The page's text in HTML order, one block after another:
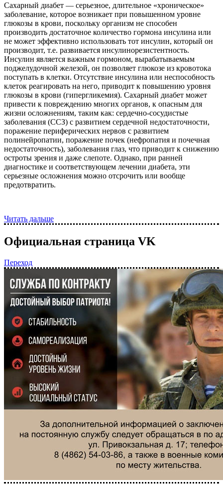
Сахарный диабет — серьезное, длительное «хроническое»
заболевание, которое возникает при повышенном уровне
глюкозы в крови, поскольку организм не способен
производить достаточное количество гормона инсулина или
не может эффективно использовать тот инсулин, который он
производит, т.е. развивается инсулинорезистентность.
Инсулин является важным гормоном, вырабатываемым
поджелудочной железой, он позволяет глюкозе из кровотока
поступать в клетки. Отсутствие инсулина или неспособность
клеток реагировать на него, приводит к повышению уровня
глюкозы в крови (гипергликемия). Сахарный диабет может
привести к повреждению многих органов, к опасным для
жизни осложнениям, таким как: сердечно-сосудистые
заболевания (ССЗ) с развитием сердечной недостаточности,
поражение периферических нервов с развитием
полинейропатии, поражение почек (нефропатия и почечная
недостаточность), заболевания глаз, что приводит к снижению
остроты зрения и даже слепоте. Однако, при ранней
диагностике и соответствующем лечении диабета, эти
серьезные осложнения можно отсрочить или вообще
предотвратить.
Читать дальше
Официальная страница VK
Переход